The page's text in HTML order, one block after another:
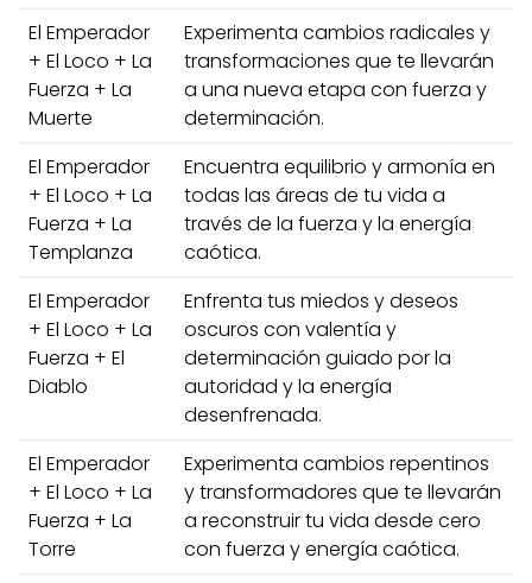
El Emperador
+ El Loco + La
Fuerza + La
Muerte
Experimenta cambios radicales y
transformaciones que te llevarán
a una nueva etapa con fuerza y
determinación.
El Emperador
+ El Loco + La
Fuerza + La
Templanza
Encuentra equilibrio y armonía en
todas las áreas de tu vida a
través de la fuerza y la energía
caótica.
El Emperador
+ El Loco + La
Fuerza + El
Diablo
Enfrenta tus miedos y deseos
oscuros con valentía y
determinación guiado por la
autoridad y la energía
desenfrenada.
El Emperador
+ El Loco + La
Fuerza + La
Torre
Experimenta cambios repentinos
y transformadores que te llevarán
a reconstruir tu vida desde cero
con fuerza y energía caótica.